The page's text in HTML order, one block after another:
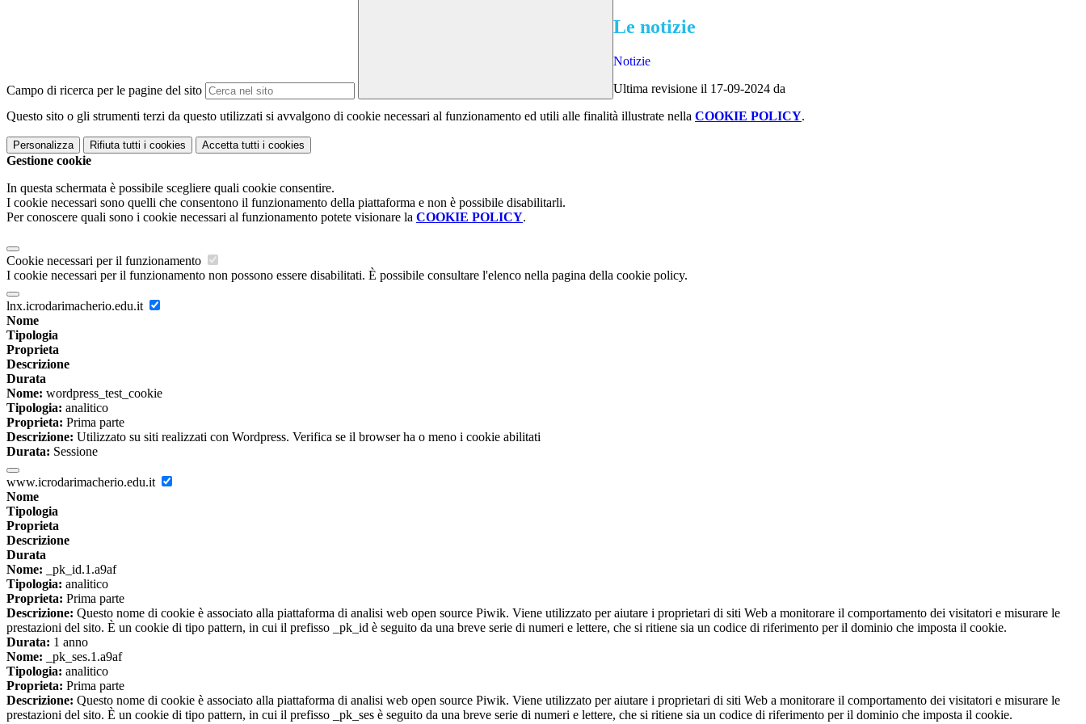
Campo di ricerca per le pagine del sito
Le notizie
Notizie
Ultima revisione il 17-09-2024 da
Questo sito o gli strumenti terzi da questo utilizzati si avvalgono di cookie necessari al funzionamento ed utili alle finalità illustrate nella COOKIE POLICY.
Personalizza Rifiuta tutti i cookies Accetta tutti i cookies
Gestione cookie
In questa schermata è possibile scegliere quali cookie consentire.
I cookie necessari sono quelli che consentono il funzionamento della piattaforma e non è possibile disabilitarli.
Per conoscere quali sono i cookie necessari al funzionamento potete visionare la COOKIE POLICY.
Cookie necessari per il funzionamento
I cookie necessari per il funzionamento non possono essere disabilitati. È possibile consultare l'elenco nella pagina della cookie policy.
lnx.icrodarimacherio.edu.it
Nome
Tipologia
Proprieta
Descrizione
Durata
Nome: wordpress_test_cookie
Tipologia: analitico
Proprieta: Prima parte
Descrizione: Utilizzato su siti realizzati con Wordpress. Verifica se il browser ha o meno i cookie abilitati
Durata: Sessione
www.icrodarimacherio.edu.it
Nome
Tipologia
Proprieta
Descrizione
Durata
Nome: _pk_id.1.a9af
Tipologia: analitico
Proprieta: Prima parte
Descrizione: Questo nome di cookie è associato alla piattaforma di analisi web open source Piwik. Viene utilizzato per aiutare i proprietari di siti Web a monitorare il comportamento dei visitatori e misurare le
prestazioni del sito. È un cookie di tipo pattern, in cui il prefisso _pk_id è seguito da una breve serie di numeri e lettere, che si ritiene sia un codice di riferimento per il dominio che imposta il cookie.
Durata: 1 anno
Nome: _pk_ses.1.a9af
Tipologia: analitico
Proprieta: Prima parte
Descrizione: Questo nome di cookie è associato alla piattaforma di analisi web open source Piwik. Viene utilizzato per aiutare i proprietari di siti Web a monitorare il comportamento dei visitatori e misurare le
prestazioni del sito. È un cookie di tipo pattern, in cui il prefisso _pk_ses è seguito da una breve serie di numeri e lettere, che si ritiene sia un codice di riferimento per il dominio che imposta il cookie.